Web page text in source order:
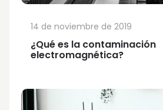
¿Qué es la contaminación
electromagnética?
14 de noviembre de 2019